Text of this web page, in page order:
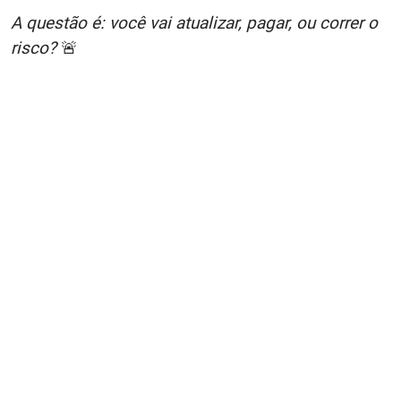
A questão é: você vai atualizar, pagar, ou correr o
risco?🚨